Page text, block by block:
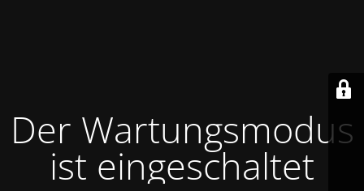
Der Wartungsmodus
ist eingeschaltet